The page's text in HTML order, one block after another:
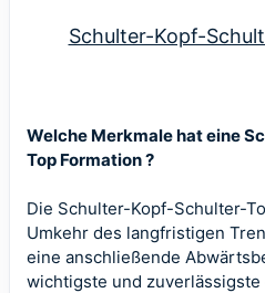
Schulter-Kopf-
Welche Merkmale hat eine
Top Formation ?
Die Schulter-Kopf-Schulter-
Umkehr des langfristigen
eine anschließende
wichtigste und